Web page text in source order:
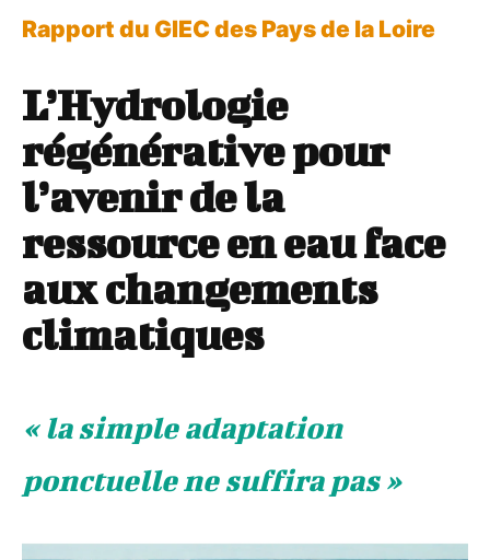
Rapport du GIEC des Pays de la Loire
L’Hydrologie
régénérative pour
l’avenir de la
ressource en eau face
aux changements
climatiques
« la simple adaptation
ponctuelle ne suffira pas »